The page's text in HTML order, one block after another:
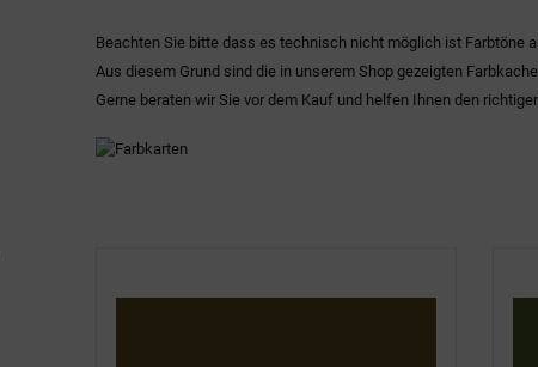
Beachten Sie bitte dass es technisch nicht möglich ist Farbtöne
Aus diesem Grund sind die in unserem Shop gezeigten
Gerne beraten wir Sie vor dem Kauf und helfen Ihnen den